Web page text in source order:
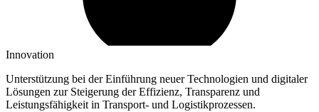
Innovation
Unterstützung bei der Einführung neuer Technologien und digitaler
Lösungen zur Steigerung der Effizienz, Transparenz und
Leistungsfähigkeit in Transport- und Logistikprozessen.